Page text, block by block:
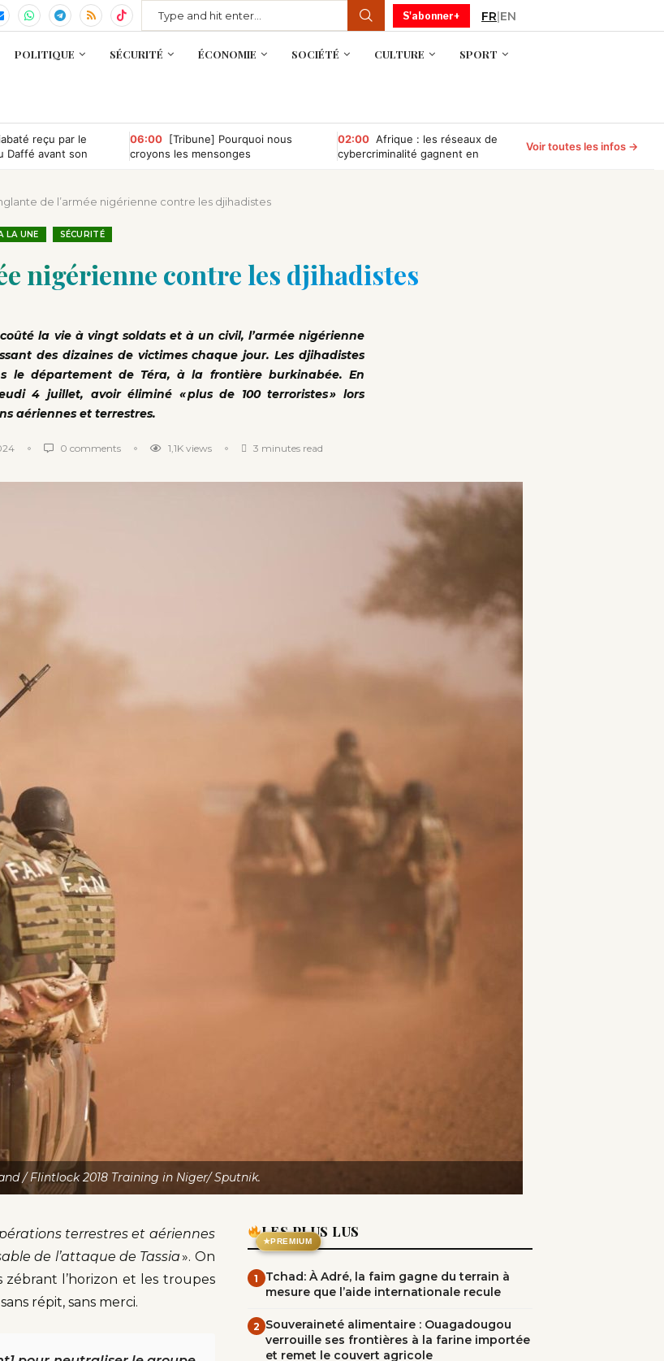
S'abonner+ FR|EN
POLITIQUE SÉCURITÉ ÉCONOMIE SOCIÉTÉ CULTURE SPORT
reçu par le
Daffé avant son
06:00 [Tribune] Pourquoi nous
croyons les mensonges
02:00 Afrique : les réseaux de
cybercriminalité gagnent en
Voir toutes les infos →
de l’armée nigérienne contre les djihadistes
LA UNE SÉCURITÉ
nigérienne contre les djihadistes
la vie à vingt soldats et à un civil, l’armée nigérienne
des dizaines de victimes chaque jour. Les djihadistes
le département de Téra, à la frontière burkinabée. En
4 juillet, avoir éliminé « plus de 100 terroristes » lors
aériennes et terrestres.
0 comments 1,1Kviews 3 minutes read
/ Flintlock 2018 Training in Niger/ Sputnik.
terrestres et aériennes
de l’attaque de Tassia». On
l’horizon et les troupes
répit, sans merci.
★PREMIUM
LES PLUS LUS
1
Tchad: À Adré, la faim gagne du terrain à
mesure que l’aide internationale recule
2 Souveraineté alimentaire : Ouagadougou
verrouille ses frontières à la farine importée
et remet le couvert agricole